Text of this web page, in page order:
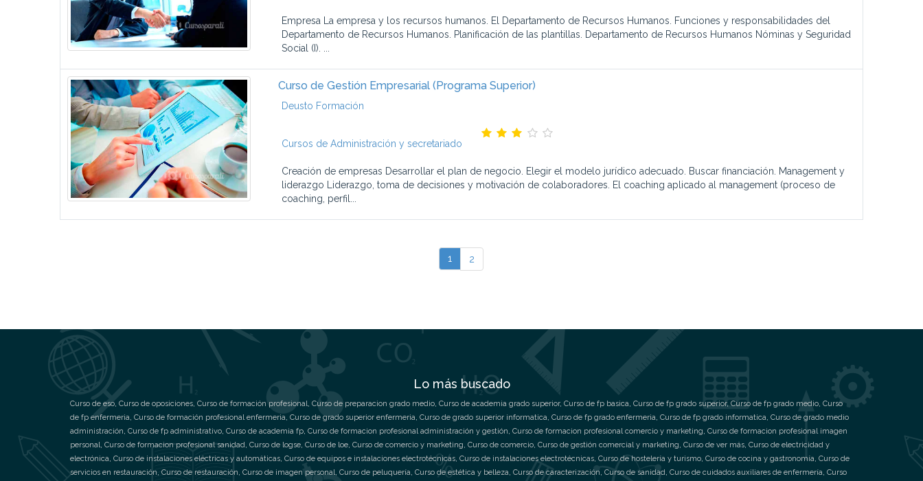
Empresa La empresa y los recursos humanos. El Departamento de Recursos Humanos. Funciones y responsabilidades del
Departamento de Recursos Humanos. Planificación de las plantillas. Departamento de Recursos Humanos Nóminas y Seguridad
Social (I). ...
Curso de Gestión Empresarial (Programa Superior)
Deusto Formación
Cursos de Administración y secretariado
Creación de empresas Desarrollar el plan de negocio. Elegir el modelo jurídico adecuado. Buscar financiación. Management y
liderazgo Liderazgo, toma de decisiones y motivación de colaboradores. El coaching aplicado al management (proceso de
coaching, perfil...
1 2
Lo más buscado
Curso de eso, Curso de oposiciones, Curso de formación profesional, Curso de preparacion grado medio, Curso de academia grado superior, Curso de fp basica, Curso de fp grado superior,Curso de fp grado medio, Curso
de fp enfermeria, Curso de formación profesional enfermeria, Curso de grado superior enfermeria, Curso de grado superior informatica, Curso de fp grado enfermeria, Curso de fp grado informatica, Curso de grado medio
administración, Curso de fp administrativo, Curso de academia fp, Curso de formacion profesional administración y gestión, Curso de formacion profesional comercio y marketing, Curso de formacion profesional imagen
personal, Curso de formacion profesional sanidad, Curso de logse, Curso de loe, Curso de comercio y marketing, Curso de comercio, Curso de gestión comercial y marketing, Curso de ver más, Curso de electricidad y
electrónica, Curso de instalaciones eléctricas y automáticas, Curso de equipos e instalaciones electrotécnicas, Curso de instalaciones electrotécnicas, Curso de hostelería y turismo, Curso de cocina y gastronomía, Curso de
servicios en restauración, Curso de restauración, Curso de imagen personal, Curso de peluquería, Curso de estética y belleza, Curso de caracterización, Curso de sanidad, Curso de cuidados auxiliares de enfermería, Curso